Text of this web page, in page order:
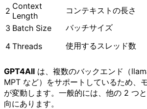
2 Context
Length
コンテキストの長さ
3 Batch Size バッチサイズ
4 Threads 使用するスレッド数
GPT4All は、複数のバックエンド（
MPT など）をサポートしているため、
が変動します。一般的には、他の 2 つ
向にあります。